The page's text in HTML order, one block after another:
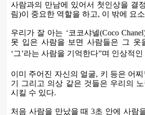
사람과의 만남에 있어서 첫인상을 결
림)이 중요한 역할을 하고, 이 밖에 요
우리가 잘 아는 ‘코코샤넬(Coco
못 입은 사람을 보면 사람들은 그 옷
‘그’라는 사람을 기억한다”며 인상적
이미 주어진 자신의 얼굴, 키 등은 어
기 그리고 의상 같은 것들은 우리의
시킬 수 있다.
처음 사람을 만났을 때 3초 안에 사람